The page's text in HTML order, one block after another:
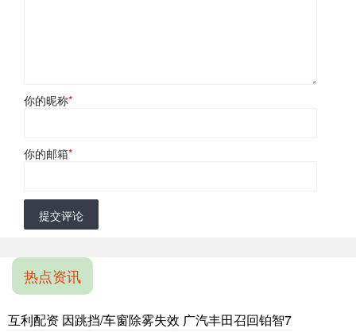
你的昵称*
你的邮箱*
提交评论
热点资讯
互利配资 因跳挡/车窗除雾失效 广汽丰田召回铂智7